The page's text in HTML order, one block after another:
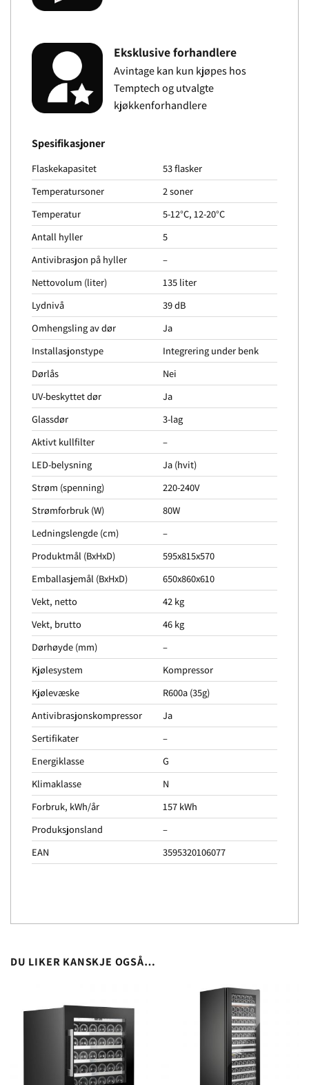
Eksklusive forhandlere
Avintage kan kun kjøpes hos
Temptech og utvalgte
kjøkkenforhandlere
Spesifikasjoner
Flaskekapasitet
53 flasker
Temperatursoner
2 soner
Temperatur
5-12°C, 12-20°C
Antall hyller
5
Antivibrasjon på hyller
–
Nettovolum (liter)
135 liter
Lydnivå
39 dB
Omhengsling av dør
Ja
Installasjonstype
Integrering under benk
Dørlås
Nei
UV-beskyttet dør
Ja
Glassdør
3-lag
Aktivt kullfilter
–
LED-belysning
Ja (hvit)
Strøm (spenning)
220-240V
Strømforbruk (W)
80W
Ledningslengde (cm)
–
Produktmål (BxHxD)
595x815x570
Emballasjemål (BxHxD)
650x860x610
Vekt, netto
42 kg
Vekt, brutto
46 kg
Dørhøyde (mm)
–
Kjølesystem
Kompressor
Kjølevæske
R600a (35g)
Antivibrasjonskompressor
Ja
Sertifikater
–
Energiklasse
G
Klimaklasse
N
Forbruk, kWh/år
157 kWh
Produksjonsland
–
EAN
3595320106077
DU LIKER KANSKJE OGSÅ…